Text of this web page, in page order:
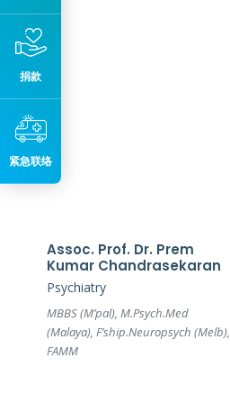
Assoc. Prof. Dr. Prem
Kumar Chandrasekaran
Psychiatry
MBBS (M’pal), M.Psych.Med
(Malaya), F’ship.Neuropsych (Melb),
FAMM
捐款
紧急联络